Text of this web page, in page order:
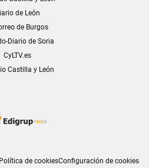
de León
de Burgos
Diario de Soria
CyLTV.es
Castilla y León
Política de cookiesConfiguración de cookies